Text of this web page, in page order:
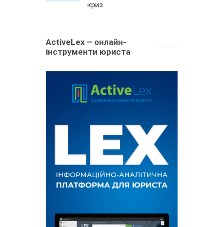
криз
ActiveLex – онлайн-
інструменти юриста